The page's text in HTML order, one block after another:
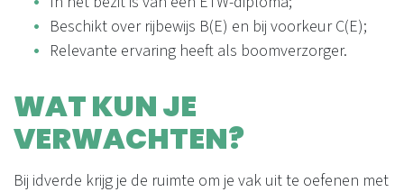
Beschikt over rijbewijs B(E) en bij voorkeur C(E);
Relevante ervaring heeft als boomverzorger.
WAT KUN JE
VERWACHTEN?
Bij idverde krijg je de ruimte om je vak uit te oefenen met